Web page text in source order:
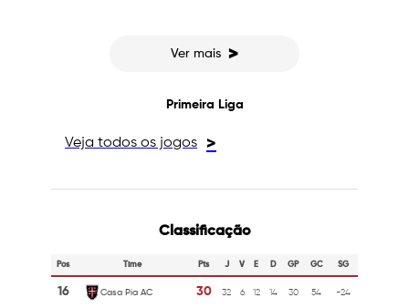
Ver mais >
Primeira Liga
Veja todos os jogos >
Classificação
Pos Time Pts J V E D GP GC SG
16 Casa Pia AC 30 32 6 12 14 30 54 -24